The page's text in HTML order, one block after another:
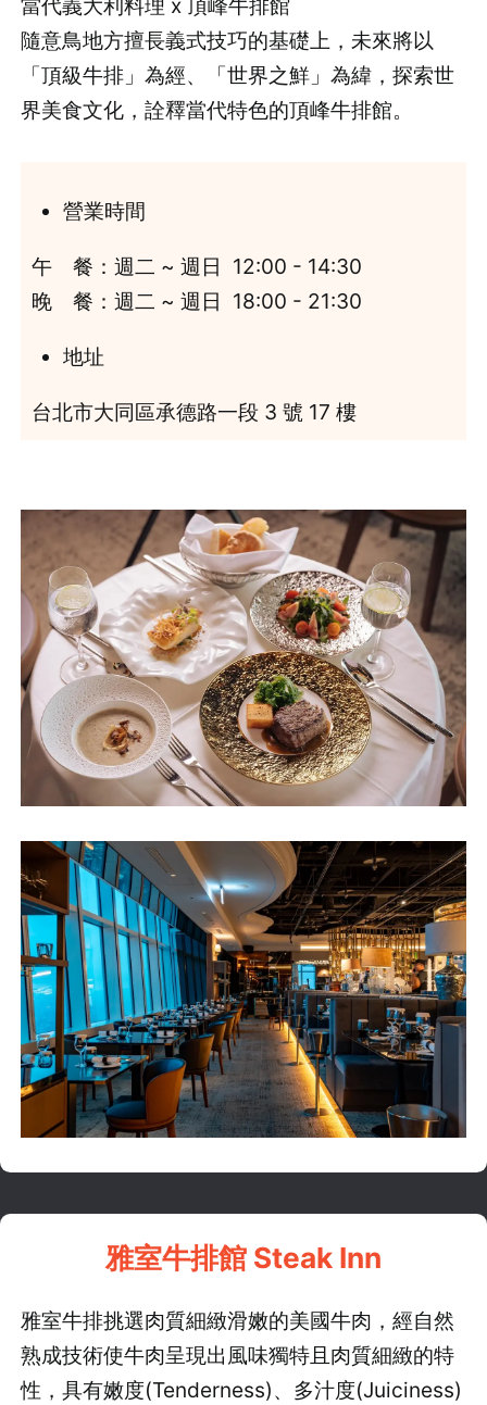
當代義大利料理 x 頂峰牛排館
隨意鳥地方擅長義式技巧的基礎上，未來將以
「頂級牛排」為經、「世界之鮮」為緯，探索世
界美食文化，詮釋當代特色的頂峰牛排館。
營業時間
午 餐：週二 ~ 週日 12:00 - 14:30
晚 餐：週二 ~ 週日 18:00 - 21:30
地址
台北市大同區承德路一段 3 號 17 樓
雅室牛排館 Steak Inn
雅室牛排挑選肉質細緻滑嫩的美國牛肉，經自然
熟成技術使牛肉呈現出風味獨特且肉質細緻的特
性，具有嫩度(Tenderness)、多汁度(Juiciness)